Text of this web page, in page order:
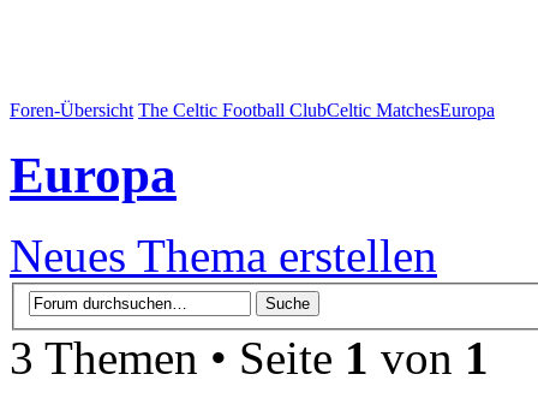
Foren-Übersicht The Celtic Football ClubCeltic MatchesEuropa
Europa
Neues Thema erstellen
3 Themen • Seite 1 von 1